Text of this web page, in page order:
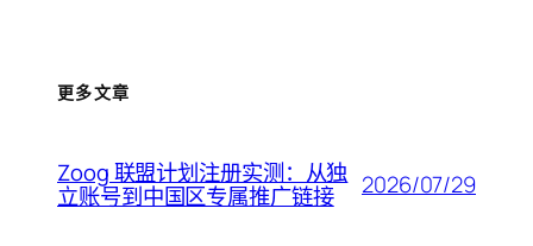
更多文章
Zoog 联盟计划注册实测：从独
立账号到中国区专属推广链接 2026/07/29